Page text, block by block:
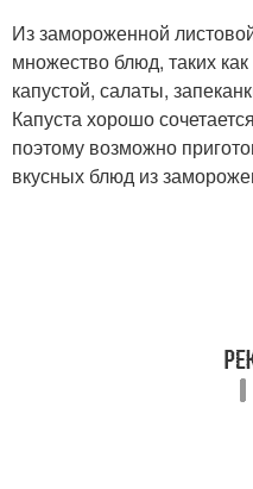
Из замороженной
множество блюд, таких
капустой, салаты,
Капуста хорошо
поэтому возможно
вкусных блюд из